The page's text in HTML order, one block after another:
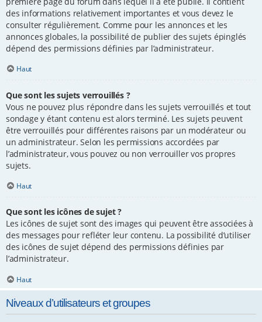
des informations relativement importantes et vous devez le
consulter régulièrement. Comme pour les annonces et les
annonces globales, la possibilité de publier des sujets épinglés
dépend des permissions définies par l’administrateur.
Haut
Que sont les sujets verrouillés ?
Vous ne pouvez plus répondre dans les sujets verrouillés et tout
sondage y étant contenu est alors terminé. Les sujets peuvent
être verrouillés pour différentes raisons par un modérateur ou
un administrateur. Selon les permissions accordées par
l’administrateur, vous pouvez ou non verrouiller vos propres
sujets.
Haut
Que sont les icônes de sujet ?
Les icônes de sujet sont des images qui peuvent être associées à
des messages pour refléter leur contenu. La possibilité d’utiliser
des icônes de sujet dépend des permissions définies par
l’administrateur.
Haut
Niveaux d’utilisateurs et groupes